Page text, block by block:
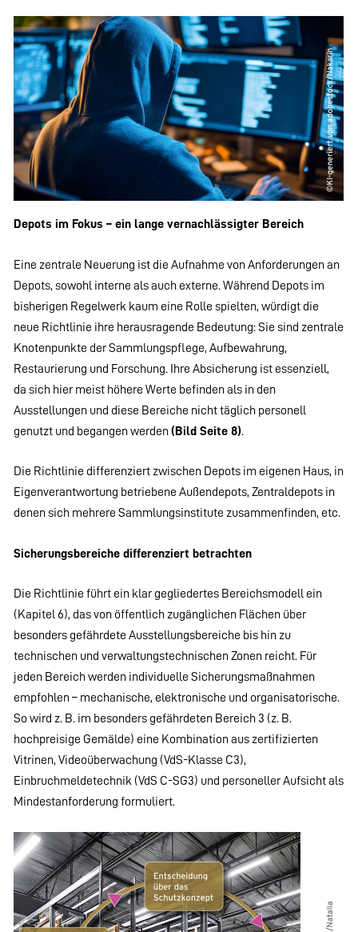
Depots im Fokus – ein lange vernachlässigter Bereich
Eine zentrale Neuerung ist die Aufnahme von Anforderungen an
Depots, sowohl interne als auch externe. Während Depots im
bisherigen Regelwerk kaum eine Rolle spielten, würdigt die
neue Richtlinie ihre herausragende Bedeutung: Sie sind zentrale
Knotenpunkte der Sammlungspflege, Aufbewahrung,
Restaurierung und Forschung. Ihre Absicherung ist essenziell,
da sich hier meist höhere Werte befinden als in den
Ausstellungen und diese Bereiche nicht täglich personell
genutzt und begangen werden(Bild Seite 8).
Die Richtlinie differenziert zwischen Depots im eigenen Haus, in
Eigenverantwortung betriebene Außendepots, Zentraldepots in
denen sich mehrere Sammlungsinstitute zusammenfinden, etc.
Sicherungsbereiche differenziert betrachten
Die Richtlinie führt ein klar gegliedertes Bereichsmodell ein
(Kapitel 6), das von öffentlich zugänglichen Flächen über
besonders gefährdete Ausstellungsbereiche bis hin zu
technischen und verwaltungstechnischen Zonen reicht. Für
jeden Bereich werden individuelle Sicherungsmaßnahmen
empfohlen – mechanische, elektronische und organisatorische.
So wird z. B. im besonders gefährdeten Bereich 3 (z. B.
hochpreisige Gemälde) eine Kombination aus zertifizierten
Vitrinen, Videoüberwachung (VdS-Klasse C3),
Einbruchmeldetechnik (VdS C-SG3) und personeller Aufsicht als
Mindestanforderung formuliert.